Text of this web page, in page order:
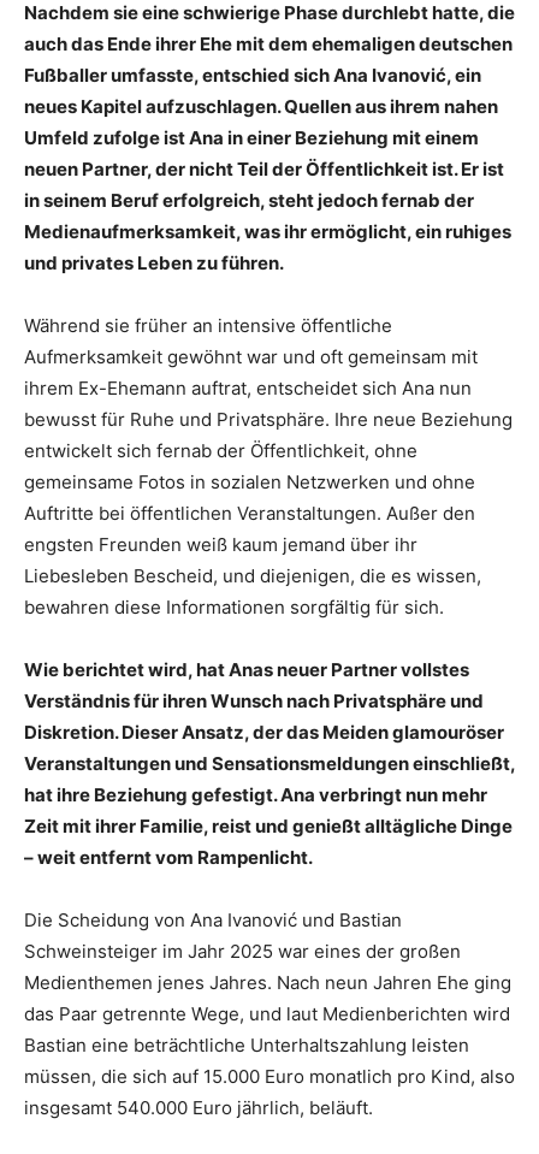
Nachdem sie eine schwierige Phase durchlebt hatte, die
auch das Ende ihrer Ehe mit dem ehemaligen deutschen
Fußballer umfasste, entschied sich Ana Ivanović, ein
neues Kapitel aufzuschlagen. Quellen aus ihrem nahen
Umfeld zufolge ist Ana in einer Beziehung mit einem
neuen Partner, der nicht Teil der Öffentlichkeit ist. Er ist
in seinem Beruf erfolgreich, steht jedoch fernab der
Medienaufmerksamkeit, was ihr ermöglicht, ein ruhiges
und privates Leben zu führen.
Während sie früher an intensive öffentliche
Aufmerksamkeit gewöhnt war und oft gemeinsam mit
ihrem Ex-Ehemann auftrat, entscheidet sich Ana nun
bewusst für Ruhe und Privatsphäre. Ihre neue Beziehung
entwickelt sich fernab der Öffentlichkeit, ohne
gemeinsame Fotos in sozialen Netzwerken und ohne
Auftritte bei öffentlichen Veranstaltungen. Außer den
engsten Freunden weiß kaum jemand über ihr
Liebesleben Bescheid, und diejenigen, die es wissen,
bewahren diese Informationen sorgfältig für sich.
Wie berichtet wird, hat Anas neuer Partner vollstes
Verständnis für ihren Wunsch nach Privatsphäre und
Diskretion. Dieser Ansatz, der das Meiden glamouröser
Veranstaltungen und Sensationsmeldungen einschließt,
hat ihre Beziehung gefestigt. Ana verbringt nun mehr
Zeit mit ihrer Familie, reist und genießt alltägliche Dinge
– weit entfernt vom Rampenlicht.
Die Scheidung von Ana Ivanović und Bastian
Schweinsteiger im Jahr 2025 war eines der großen
Medienthemen jenes Jahres. Nach neun Jahren Ehe ging
das Paar getrennte Wege, und laut Medienberichten wird
Bastian eine beträchtliche Unterhaltszahlung leisten
müssen, die sich auf 15.000 Euro monatlich pro Kind, also
insgesamt 540.000 Euro jährlich, beläuft.